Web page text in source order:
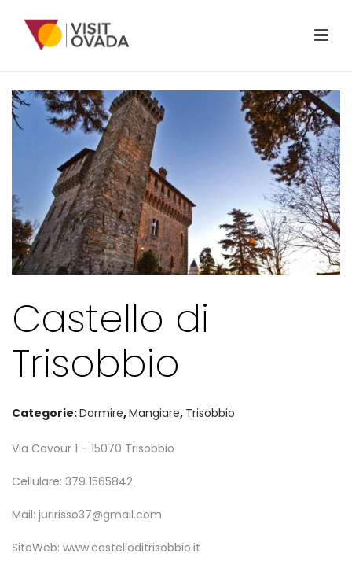
Castello di
Trisobbio
Categorie:Dormire,Mangiare, Trisobbio
Via Cavour 1 – 15070 Trisobbio
Cellulare: 379 1565842
Mail: juririsso37@gmail.com
SitoWeb: www.castelloditrisobbio.it